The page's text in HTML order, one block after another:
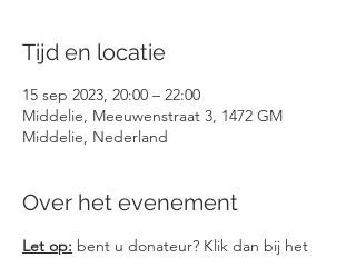
Tijd en locatie
15 sep 2023, 20:00 – 22:00
Middelie, Meeuwenstraat 3, 1472 GM
Middelie, Nederland
Over het evenement
Let op: bent u donateur? Klik dan bij het